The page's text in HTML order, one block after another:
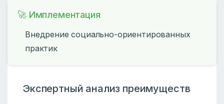
🚀 Имплементация
Внедрение социально-ориентированных
практик
Экспертный анализ преимуществ